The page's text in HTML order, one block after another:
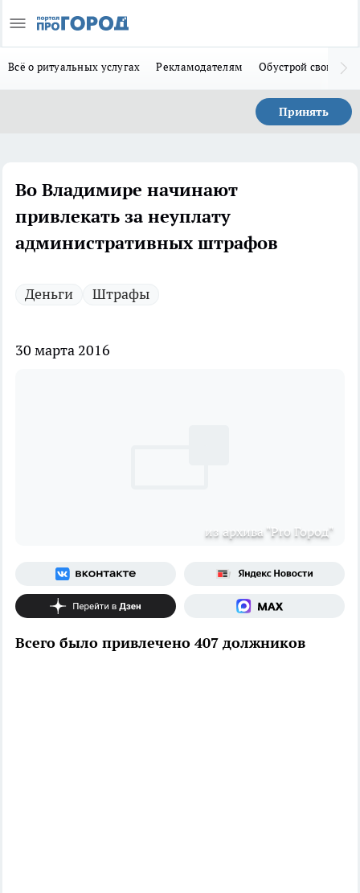
Всё о ритуальных услугах Рекламодателям Обустрой свой дом
Принять
Во Владимире начинают
привлекать за неуплату
административных штрафов
Деньги Штрафы
30 марта 2016
из архива "Pro Город"
Всего было привлечено 407 должников